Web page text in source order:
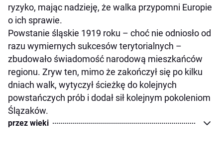
ryzyko, mając nadzieję, że walka przypomni Europie
o ich sprawie.
Powstanie śląskie 1919 roku – choć nie odniosło od
razu wymiernych sukcesów terytorialnych –
zbudowało świadomość narodową mieszkańców
regionu. Zryw ten, mimo że zakończył się po kilku
dniach walk, wytyczył ścieżkę do kolejnych
powstańczych prób i dodał sił kolejnym pokoleniom
Ślązaków.
przez wieki